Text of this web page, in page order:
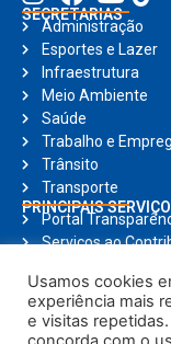
SECRETARIAS
Administração
Esportes e Lazer
Infraestrutura
Meio Ambiente
Saúde
Trabalho e
Trânsito
Transporte
PRINCIPAIS
Portal
Serviços ao
Ouvidoria
Holerite Online
Compras Online
Usamos cookies
experiência mais
e visitas